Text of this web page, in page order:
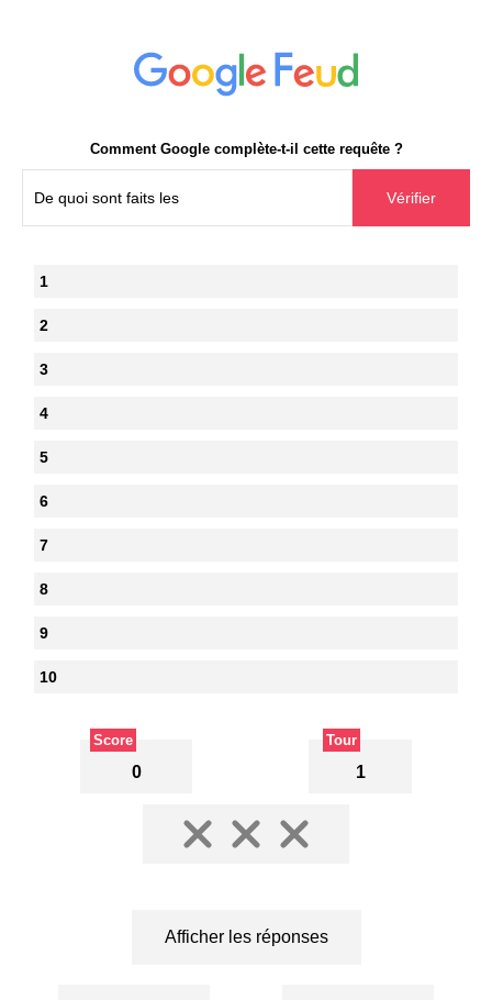
Comment Google complète-t-il cette requête ?
1
2
3
4
5
6
7
8
9
10
Score
0
Tour
1
Afficher les réponses